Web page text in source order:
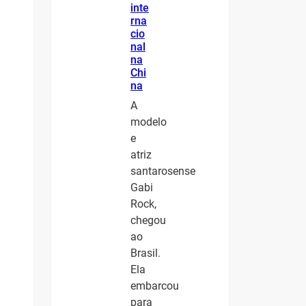
inte
rna
cio
nal
na
Chi
na
A
modelo
e
atriz
santarosense
Gabi
Rock,
chegou
ao
Brasil.
Ela
embarcou
para